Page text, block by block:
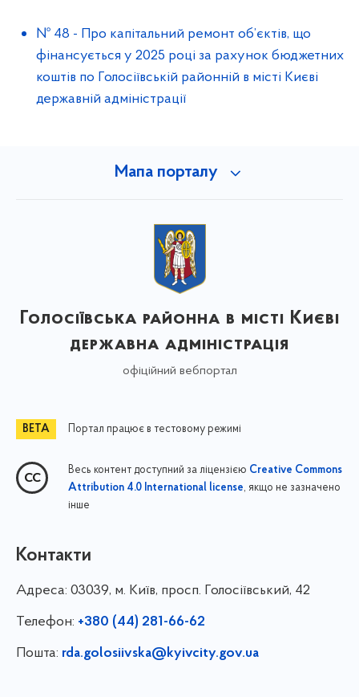
№ 48 - Про капітальний ремонт об’єктів, що
фінансується у 2025 році за рахунок бюджетних
коштів по Голосіївській районній в місті Києві
державній адміністрації
Мапа порталу
Голосіївська районна в місті Києві
державна адміністрація
офіційний вебпортал
Портал працює в тестовому режимі
Весь контент доступний за ліцензією Creative Commons
Attribution 4.0 International license, якщо не зазначено
інше
Контакти
Адреса: 03039, м. Київ, просп. Голосіївський, 42
Телефон: +380 (44) 281-66-62
Пошта: rda.golosiivska@kyivcity.gov.ua